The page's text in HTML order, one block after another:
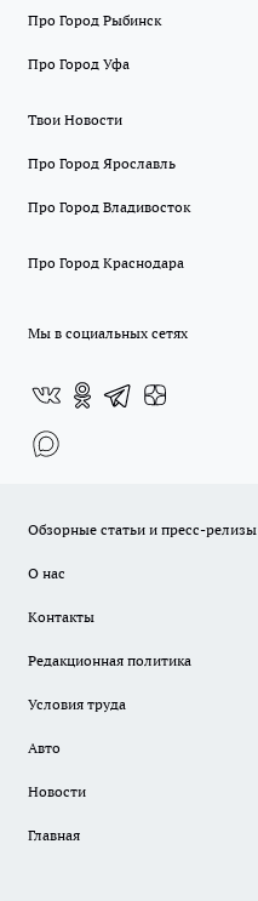
Про Город Рыбинск
Про Город Уфа
Твои Новости
Про Город Ярославль
Про Город Владивосток
Про Город Краснодара
Мы в социальных сетях
Обзорные статьи и пресс-релизы
О нас
Контакты
Редакционная политика
Условия труда
Авто
Новости
Главная